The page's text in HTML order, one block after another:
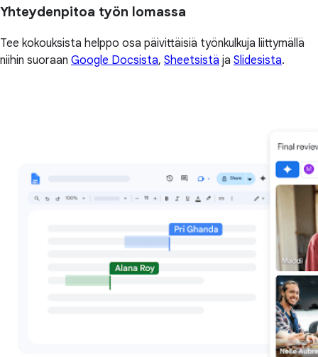
Yhteydenpitoa työn lomassa
Tee kokouksista helppo osa päivittäisiä työnkulkuja liittymällä
niihin suoraan Google Docsista, Sheetsistä ja Slidesista.